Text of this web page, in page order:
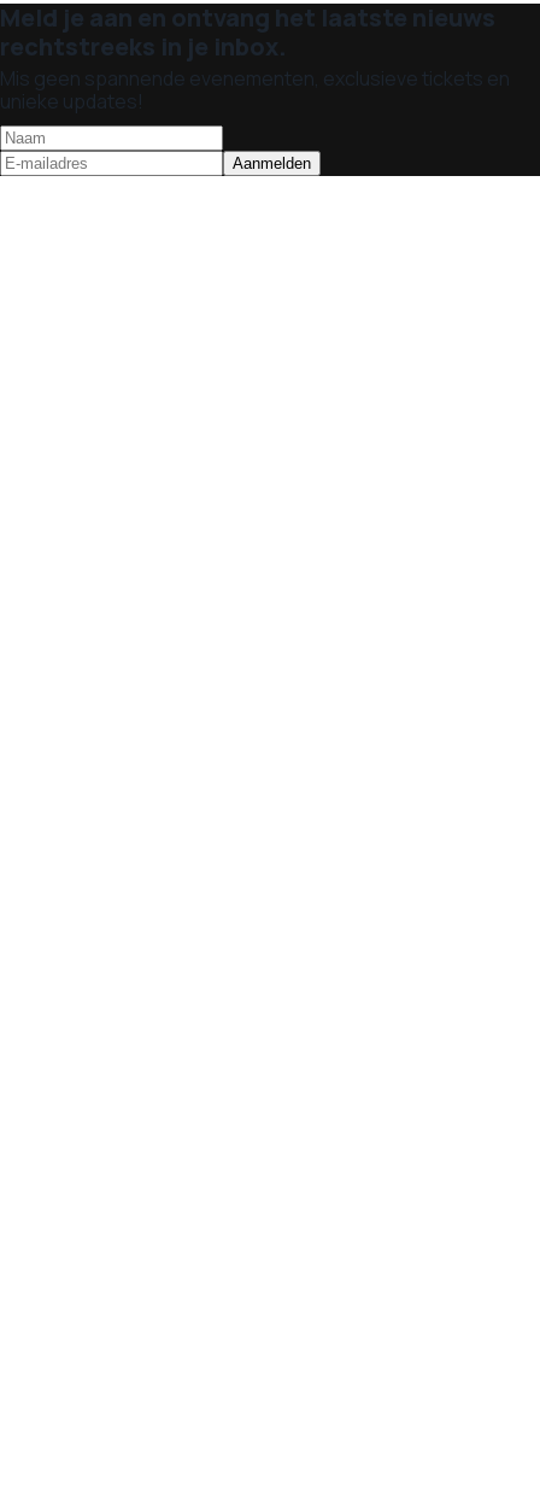
Meld je aan en ontvang het laatste nieuws
rechtstreeks in je inbox.
Mis geen spannende evenementen, exclusieve tickets en
unieke updates!